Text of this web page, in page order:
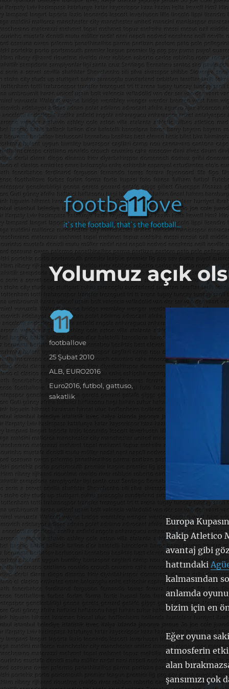
footbaLLove
it's the football, that's the football…
Yolumuz açık
Europa
Rakip Atletico
avantaj gibi
hattındaki
kalmasından
anlamda
bizim için en
Eğer oyuna
atmosferin
alan
şansımızı
Yazar
footballove
Yayın
tarihi
25 Şubat 2010
Kategoriler
ALB, EURO2016
Etiketler
Euro2016,futbol,gattuso,
sakatlik